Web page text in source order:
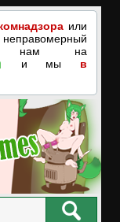
или
нам на
и мы в